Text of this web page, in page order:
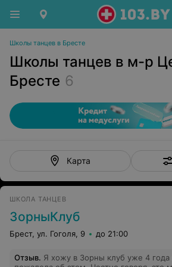
Школы танцев в Бресте
Школы танцев в м-р
Бресте 6
Карта
ШКОЛА ТАНЦЕВ
ЗорныКлуб
Брест, ул. Гоголя, 9 до 21:00
Отзыв. Я хожу в Зорны клуб уже 4 года